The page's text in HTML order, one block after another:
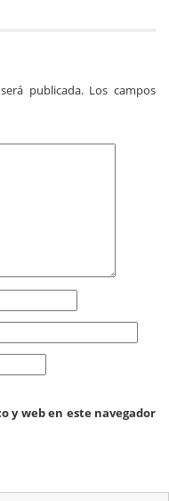
publicada. Los campos
y web en este navegador